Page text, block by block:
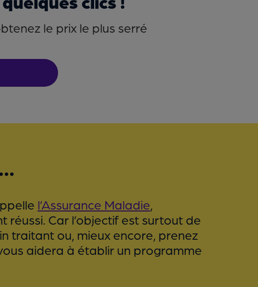
le prix le plus serré
l’Assurance Maladie
réussi. Car l’objectif est surtout de
traitant ou, mieux encore, prenez
aidera à établir un programme